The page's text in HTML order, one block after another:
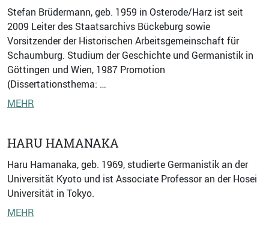
Stefan Brüdermann, geb. 1959 in Osterode/Harz ist seit
2009 Leiter des Staatsarchivs Bückeburg sowie
Vorsitzender der Historischen Arbeitsgemeinschaft für
Schaumburg. Studium der Geschichte und Germanistik in
Göttingen und Wien, 1987 Promotion
(Dissertationsthema: …
MEHR
HARU HAMANAKA
Haru Hamanaka, geb. 1969, studierte Germanistik an der
Universität Kyoto und ist Associate Professor an der Hosei
Universität in Tokyo.
MEHR